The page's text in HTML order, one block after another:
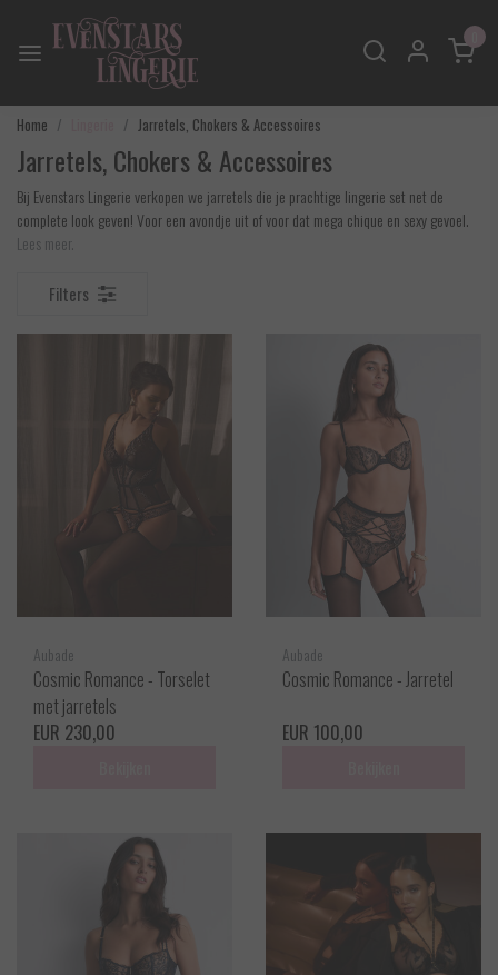
Home Jarretels, Chokers & Accessoires
Jarretels, Chokers & Accessoires
Bij Evenstars Lingerie verkopen we jarretels die je prachtige lingerie set net de
complete look geven! Voor een avondje uit of voor dat mega chique en sexy gevoel.
Lees meer.
Filters
Aubade
Cosmic Romance - Torselet
met jarretels
EUR 230,00
Aubade
Cosmic Romance - Jarretel
EUR 100,00